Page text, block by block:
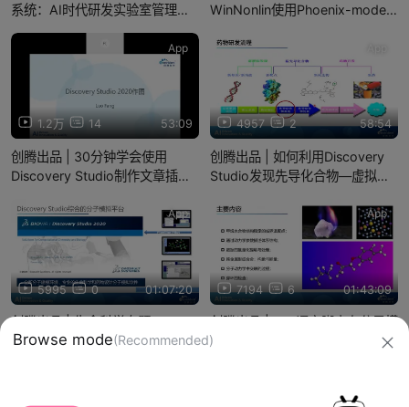
系统：AI时代研发实验室管理的
WinNonlin使用Phoenix-model
1.2万 14 53:09
App
创腾出品 | 30分钟学会使用
Discovery Studio制作文章插
4957 2 58:54
创腾出品 | 如何利用Discovery
Studio发现先导化合物—虚拟筛
5995 0 01:07:20
App
创腾出品 | 生命科学专题-
Discovery Studio药效团模型方
7194 6 01:43:09
App
创腾出品 | Perl语言脚本在分子模
拟功能实现与数据分析中的应用
Browse mode(Recommended)